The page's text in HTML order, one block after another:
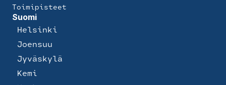
Toimipisteet
Suomi
Helsinki
Joensuu
Jyväskylä
Kemi